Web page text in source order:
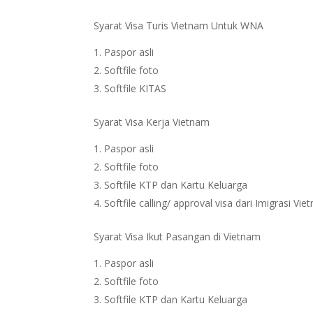
Syarat Visa Turis Vietnam Untuk WNA
Paspor asli
Softfile foto
Softfile KITAS
Syarat Visa Kerja Vietnam
Paspor asli
Softfile foto
Softfile KTP dan Kartu Keluarga
Softfile calling/ approval visa dari Imigrasi
Syarat Visa Ikut Pasangan di Vietnam
Paspor asli
Softfile foto
Softfile KTP dan Kartu Keluarga